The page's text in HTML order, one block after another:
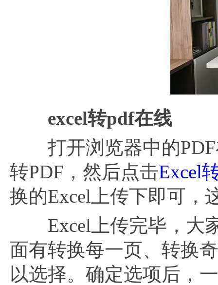
excel转pdf在线
打开浏览器中的PDF
转PDF，然后点击Excel
换的Excel上传下即可，
Excel上传完毕，大家
面有转换每一页、转换
以选择。确定选项后，